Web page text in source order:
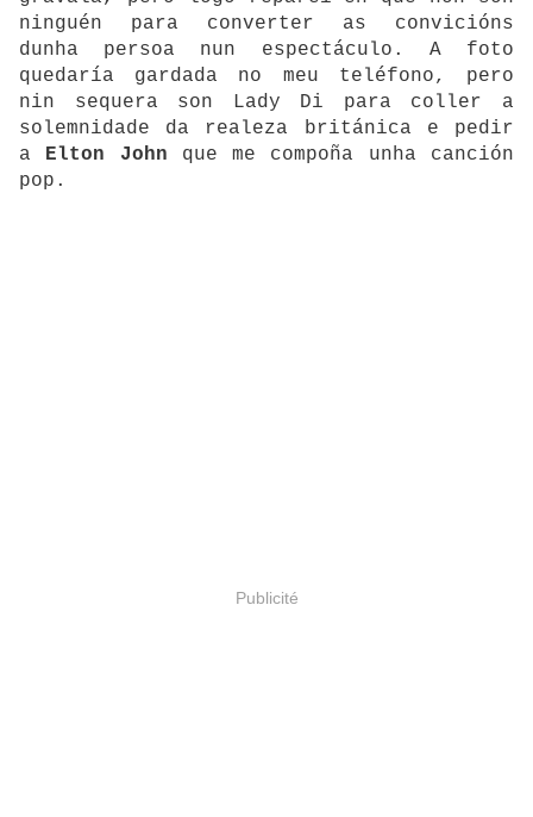
ninguén para converter as convicións
dunha persoa nun espectáculo. A foto
quedaría gardada no meu teléfono, pero
nin sequera son Lady Di para coller a
solemnidade da realeza británica e pedir
a Elton John que me compoña unha canción
pop.
Publicité